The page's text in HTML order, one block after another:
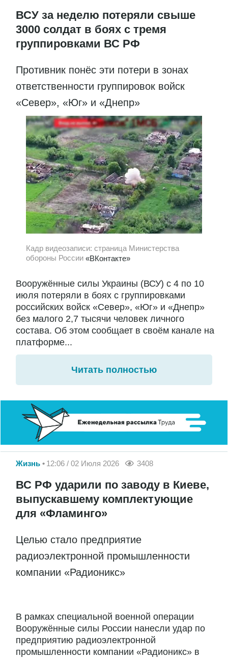
ВСУ за неделю потеряли свыше
3000 солдат в боях с тремя
группировками ВС РФ
Противник понёс эти потери в зонах
ответственности группировок войск
«Север», «Юг» и «Днепр»
Кадр видеозаписи: страница Министерства
обороны России «ВКонтакте»
Вооружённые силы Украины (ВСУ) с 4 по 10
июля потеряли в боях с группировками
российских войск «Север», «Юг» и «Днепр»
без малого 2,7 тысячи человек личного
состава. Об этом сообщает в своём канале на
платформе...
Читать полностью
Жизнь 12:06 / 02 Июля 2026 3408
ВС РФ ударили по заводу в Киеве,
выпускавшему комплектующие
для «Фламинго»
Целью стало предприятие
радиоэлектронной промышленности
компании «Радионикс»
В рамках специальной военной операции
Вооружённые силы России нанесли удар по
предприятию радиоэлектронной
промышленности компании «Радионикс» в